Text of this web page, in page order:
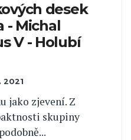
desek
- Michal
V - Holubí
2021
jako zjevení. Z
skupiny